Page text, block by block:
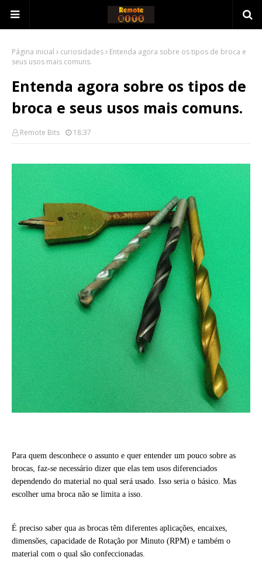
Página inicial curiosidades
Entenda agora sobre os tipos de broca e
seus usos mais comuns.
Entenda agora sobre os tipos de
broca e seus usos mais comuns.
Remote Bits 18:37
Para quem desconhece o assunto e quer entender um pouco sobre as
brocas, faz-se necessário dizer que elas tem usos diferenciados
dependendo do material no qual será usado. Isso seria o básico. Mas
escolher uma broca não se limita a isso.
É preciso saber qua as brocas têm diferentes aplicações, encaixes,
dimensões, capacidade de Rotação por Minuto (RPM) e também o
material com o qual são confeccionadas.